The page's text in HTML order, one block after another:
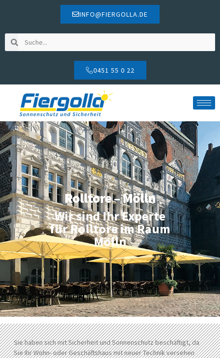
INFO@FIERGOLLA.DE
0451 55 0 22
Rolltore – Mölln
Wir sind Ihr Experte
für Rolltore im Raum
Mölln
Sie haben sich mit Sicherheit und Sonnenschutz beschäftigt, da
Sie Ihr Wohn- oder Geschäftshaus mit neuer Technik versehen